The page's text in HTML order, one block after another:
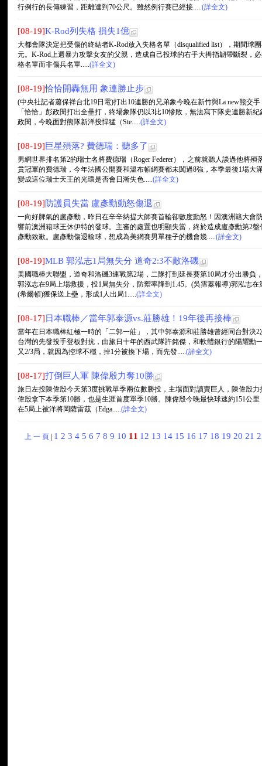
行例行的長傳練習，距離達到70公尺。雖然例行賽已經接.....(詳全文)
[08-19]K-Rod列失格 損失1億
大都會隊決定把受傷的終結者K-Rod放入失格名單（disqualified list），期間球
元。K-Rod上週暴力攻擊女友的父親，造成自己投球的右手大拇指韌帶斷裂，
格名單而非傷兵名單.....(詳全文)
[08-19]恰恰開轟無用 象連勝止步
(中央社記者蕭保祥台北19日電)打出10連勝的兄弟象今晚在新竹與La new熊交
「恰恰」彭政閔打出全壘打，終場象隊仍以3比10慘敗，無法寫下隊史連勝新
政閔，今晚面對熊隊新洋投悍猛（Ste.....(詳全文)
[08-19]巨星殞落? 費德瑞：聽多了
男網世界排名第2的瑞士名將費德瑞（Roger Federer），之前就聽人談過他將
貫冠軍的費德瑞，今年法國公開賽和溫布頓網賽都未闖過8強，本季最後1場大
變成這位瑞士天王的光環是否會日漸失色.....(詳全文)
[08-19]防護員失當 盧彥勳動怒傷退
一向好脾氣的盧彥勳，昨日在辛辛納提大師賽首輪卻數度動怒！因澳洲籍大會
響前澳洲籍球王休伊特的發球。主審的處置也明顯失當，終於造成盧彥勳第2
彥勳致歉。盧彥勳傷退輸球，想成為美網賽男單種子的機會幾.....(詳全文)
[08-19]MLB 郭泓志1局無失分 道奇2:3不敵洛磯
美國職棒大聯盟，道奇和洛磯3連戰第2場，二隊打到延長賽第10局才分出勝負
郭泓志在9局上場救援，投1局無失分，防禦率降到1.45。(吳霈蓁報導)郭泓志
(希爾頓)獲保送上壘，形成1人出局1.....(詳全文)
[08-17] 日本職棒／當年郭泰源vs.莊勝雄！19年後再接棒
當年在日本職棒紅極一時的「二郭一莊」，其中郭泰源和莊勝雄曾經同台對決
台灣的先發投手登板對抗，由旅日十年的西武隊許銘傑，和軟體銀行的陽耀勳
又2/3局，就因為控球不穩，掉1分被換下場，而先發.....(詳全文)
[08-17]打倒巨人軍 陳偉殷力奪10勝
旅日左投陳偉殷今天第3度挑戰單季兩位數勝投，主場面對讀賣巨人，陳偉殷
偉殷拿下本季第10勝，也是生涯首度單季10勝。陳偉殷今晚最快球速約151公
在5局上被洋將岡薩雷茲（Edga.....(詳全文)
上 一 頁| 1 2 3 4 5 6 7 8 9 10 11 12 13 14 15 16 17 18 19 20 21